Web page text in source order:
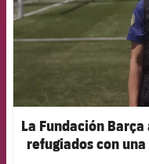
La Fundación
refugiados con